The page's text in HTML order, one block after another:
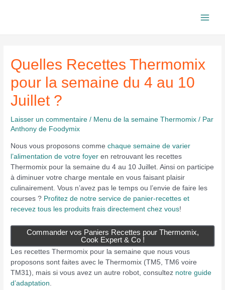
Quelles Recettes Thermomix
pour la semaine du 4 au 10
Juillet ?
Laisser un commentaire / Menu de la semaine Thermomix / Par
Anthony de Foodymix
Nous vous proposons commechaque semaine de varier
l’alimentation de votre foyer en retrouvant les recettes
Thermomix pour la semaine du 4 au 10 Juillet. Ainsi on participe
à diminuer votre charge mentale en vous faisant plaisir
culinairement. Vous n’avez pas le temps ou l’envie de faire les
courses ? Profitez de notre service de panier-recettes et
recevez tous les produits frais directement chez vous!
Commander vos Paniers Recettes pour Thermomix,
Cook Expert & Co !
Les recettes Thermomix pour la semaine que nous vous
proposons sont faites avec le Thermomix (TM5, TM6 voire
TM31), mais si vous avez un autre robot, consultez notre guide
d’adaptation